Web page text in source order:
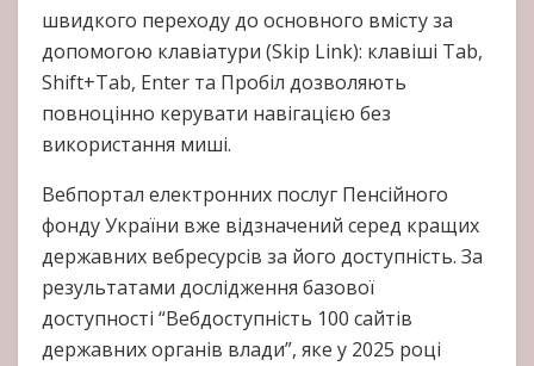
швидкого переходу до основного вмісту за
допомогою клавіатури (Skip Link): клавіші Tab,
Shift+Tab, Enter та Пробіл дозволяють
повноцінно керувати навігацією без
використання миші.
Вебпортал електронних послуг Пенсійного
фонду України вже відзначений серед кращих
державних вебресурсів за його доступність. За
результатами дослідження базової
доступності “Вебдоступність 100 сайтів
державних органів влади”, яке у 2025 році